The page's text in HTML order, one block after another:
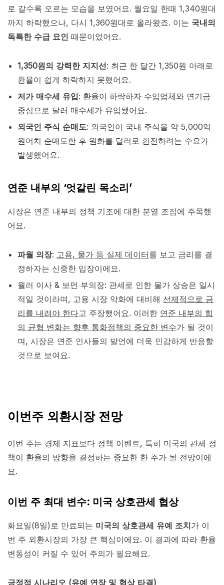
로 갈수록 오르는 모습을 보였어요. 월요일 한때 1,340원대
까지 하락했으나, 다시 1,360원대로 올라왔죠. 이는 국내의
독특한 수급 요인 때문이었어요.
1,350원의 강력한 지지선: 최근 한 달간 1,350원 아래로
환율이 쉽게 하락하지 못했어요.
저가 매수세 유입: 환율이 하락하자 수입업체와 연기금
중심으로 달러 매수세가 유입됐어요.
외국인 주식 순매도: 외국인이 국내 주식을 약 5,000억
원어치 순매도한 후 원화를 달러로 환전하려는 수요가
발생했어요.
연준 내부의 ‘엇갈린 목소리’
시장은 연준 내부의 정책 기조에 대한 분열 조짐에 주목했
어요.
파월 의장: 고용, 물가 등 실제 데이터를 보고 금리를 결
정하자는 신중한 입장이에요.
월러 이사 & 보먼 부의장: 관세로 인한 물가 상승은 일시
적일 것이라며, 고용 시장 악화에 대비해 선제적으로 금
리를 내려야 한다고 주장했어요. 이러한 연준 내부의 힘
의 균형 변화는 향후 통화정책의 중요한 변수가 될 것이
며, 시장은 연준 인사들의 발언에 더욱 민감하게 반응할
것으로 보여요.
이번주 외환시장 전망
이번 주는 경제 지표보다 정책 이벤트, 특히 미국의 관세 정
책이 환율의 방향을 결정하는 중요한 한 주가 될 전망이에
요.
이번 주 최대 변수: 미국 상호관세 협상
화요일(8일)로 만료되는 미국의 상호관세 유예 조치가 이
번 주 외환시장의 가장 큰 핵심이에요. 이 결과에 따라 환율
변동성이 커질 수 있어 주의가 필요해요.
긍정적 시나리오 (유예 연장 및 협상 타결)